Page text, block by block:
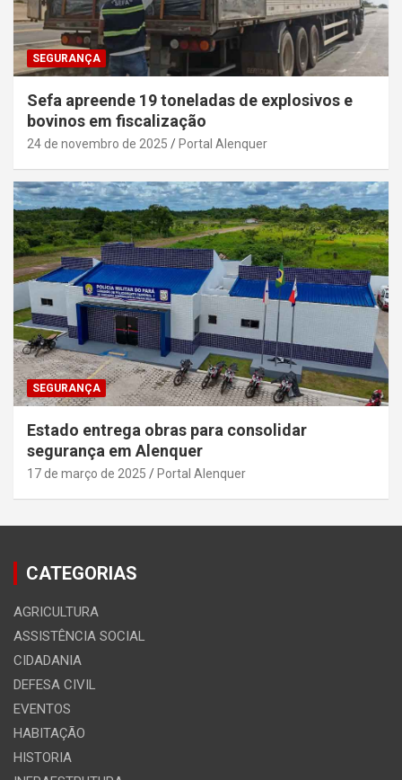
SEGURANÇA
Sefa apreende 19 toneladas de explosivos e
bovinos em fiscalização
24 de novembro de 2025 Portal Alenquer
SEGURANÇA
Estado entrega obras para consolidar
segurança em Alenquer
17 de março de 2025 Portal Alenquer
CATEGORIAS
AGRICULTURA
ASSISTÊNCIA SOCIAL
CIDADANIA
DEFESA CIVIL
EVENTOS
HABITAÇÃO
HISTORIA